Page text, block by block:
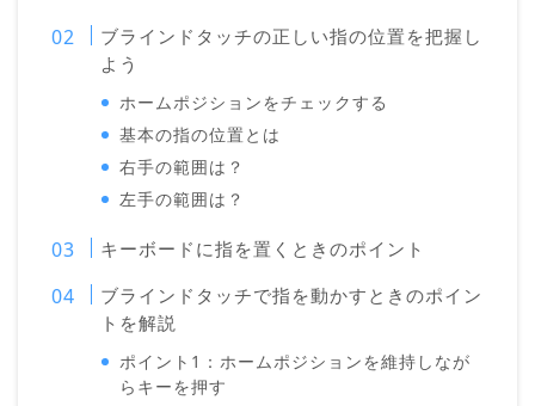
ブラインドタッチの正しい指の位置を把握し
よう
ホームポジションをチェックする
基本の指の位置とは
右手の範囲は？
左手の範囲は？
キーボードに指を置くときのポイント
ブラインドタッチで指を動かすときのポイン
トを解説
ポイント1：ホームポジションを維持しなが
らキーを押す